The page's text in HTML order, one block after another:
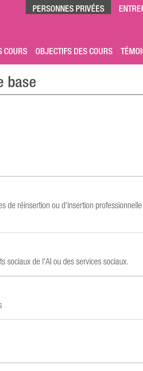
PERSONNES PRIVÉES
COURS OBJECTIFS DES COURS
base
de réinsertion ou d'insertion
sociaux de l'AI ou des services sociaux.